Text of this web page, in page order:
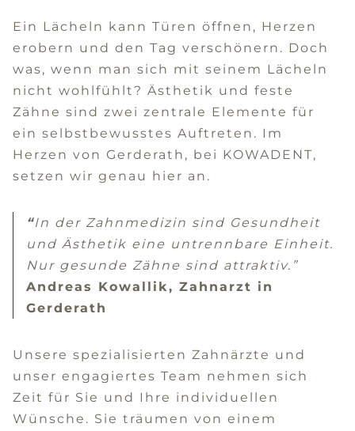
Ein Lächeln kann Türen öffnen, Herzen
erobern und den Tag verschönern. Doch
was, wenn man sich mit seinem Lächeln
nicht wohlfühlt? Ästhetik und feste
Zähne sind zwei zentrale Elemente für
ein selbstbewusstes Auftreten. Im
Herzen von Gerderath, bei KOWADENT,
setzen wir genau hier an.
“In der Zahnmedizin sind Gesundheit
und Ästhetik eine untrennbare Einheit.
Nur gesunde Zähne sind attraktiv.”
Andreas Kowallik, Zahnarzt in
Gerderath
Unsere spezialisierten Zahnärzte und
unser engagiertes Team nehmen sich
Zeit für Sie und Ihre individuellen
Wünsche. Sie träumen von einem